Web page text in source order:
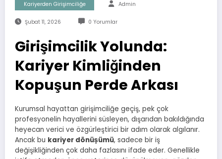
Kariyerden Girişimciliğe Admin
Şubat 11, 2026 0 Yorumlar
Girişimcilik Yolunda:
Kariyer Kimliğinden
Kopuşun Perde Arkası
Kurumsal hayattan girişimciliğe geçiş, pek çok
profesyonelin hayallerini süsleyen, dışarıdan bakıldığında
heyecan verici ve özgürleştirici bir adım olarak algılanır.
Ancak bu kariyer dönüşümü, sadece bir iş
değişikliğinden çok daha fazlasını ifade eder. Genellikle